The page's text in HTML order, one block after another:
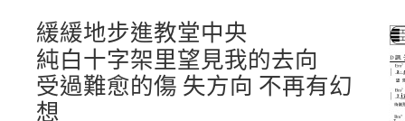
緩緩地步進教堂中央
純白十字架里望見我的去向
受過難愈的傷 失方向 不再有幻
想